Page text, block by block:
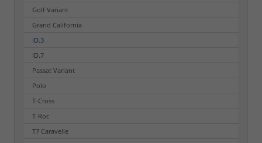
Golf Variant
Grand California
ID.3
ID.7
Passat Variant
Polo
T-Cross
T-Roc
T7 Caravelle